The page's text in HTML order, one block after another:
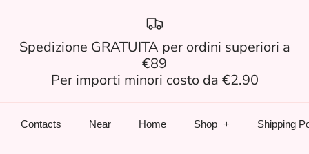
Spedizione GRATUITA per ordini superiori a
€89
Per importi minori costo da €2.90
Contacts Near Home Shop Shipping